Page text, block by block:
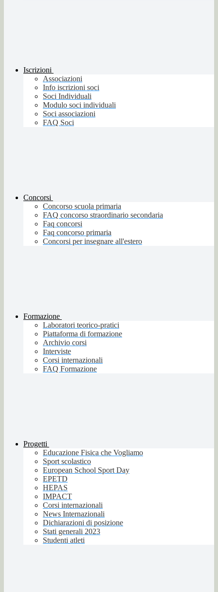
Iscrizioni
Associazioni
Info iscrizioni soci
Soci Individuali
Modulo soci individuali
Soci associazioni
FAQ Soci
Concorsi
Concorso scuola primaria
FAQ concorso straordinario secondaria
Faq concorsi
Faq concorso primaria
Concorsi per insegnare all'estero
Formazione
Laboratori teorico-pratici
Piattaforma di formazione
Archivio corsi
Interviste
Corsi internazionali
FAQ Formazione
Progetti
Educazione Fisica che Vogliamo
Sport scolastico
European School Sport Day
EPETD
HEPAS
IMPACT
Corsi internazionali
News Internazionali
Dichiarazioni di posizione
Stati generali 2023
Studenti atleti